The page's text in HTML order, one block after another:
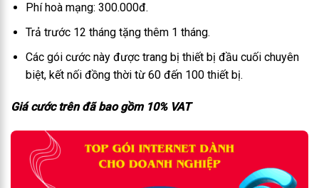
Phí hoà mạng: 300.000đ.
Trả trước 12 tháng tặng thêm 1 tháng.
Các gói cước này được trang bị thiết bị đầu cuối chuyên
biệt, kết nối đồng thời từ 60 đến 100 thiết bị.
Giá cước trên đã bao gồm 10% VAT